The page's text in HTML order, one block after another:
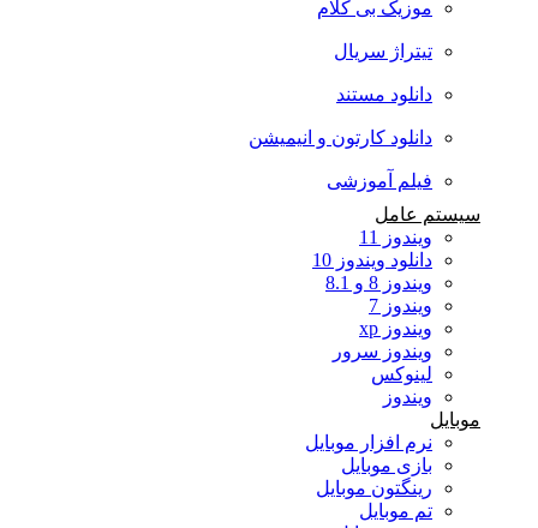
موزیک بی کلام
تیتراژ سریال
دانلود مستند
دانلود کارتون و انیمیشن
فیلم آموزشی
سیستم عامل
ویندوز 11
دانلود ویندوز 10
ویندوز 8 و 8.1
ویندوز 7
ویندوز xp
ویندوز سرور
لینوکس
ویندوز
موبایل
نرم افزار موبایل
بازی موبایل
رینگتون موبایل
تم موبایل